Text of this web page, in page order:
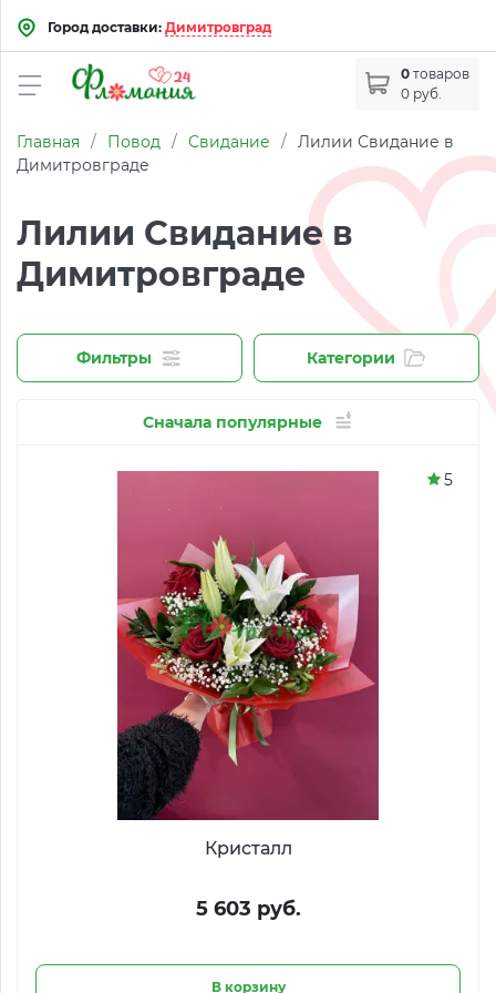
Город доставки: Димитровград
0 товаров
0 руб.
Главная / Повод / Свидание / Лилии Свидание в
Димитровграде
Лилии Свидание в
Димитровграде
Фильтры Категории
Сначала популярные
Кристалл
5 603 руб.
В корзину
5